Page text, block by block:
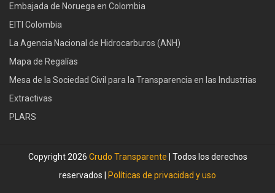
Embajada de Noruega en Colombia
EITI Colombia
La Agencia Nacional de Hidrocarburos (ANH)
Mapa de Regalías
Mesa de la Sociedad Civil para la Transparencia en las Industrias
Extractivas
PLARS
Copyright 2026 Crudo Transparente | Todos los derechos
reservados |
Políticas de privacidad y uso